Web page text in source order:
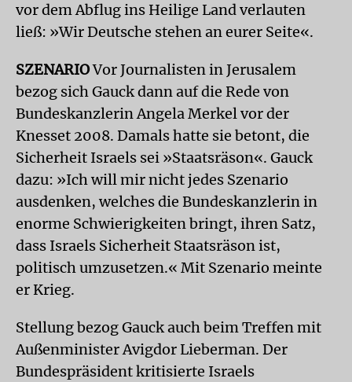
vor dem Abflug ins Heilige Land verlauten
ließ: »Wir Deutsche stehen an eurer Seite«.
SZENARIOVor Journalisten in Jerusalem
bezog sich Gauck dann auf die Rede von
Bundeskanzlerin Angela Merkel vor der
Knesset 2008. Damals hatte sie betont, die
Sicherheit Israels sei »Staatsräson«. Gauck
dazu: »Ich will mir nicht jedes Szenario
ausdenken, welches die Bundeskanzlerin in
enorme Schwierigkeiten bringt, ihren Satz,
dass Israels Sicherheit Staatsräson ist,
politisch umzusetzen.« Mit Szenario meinte
er Krieg.
Stellung bezog Gauck auch beim Treffen mit
Außenminister Avigdor Lieberman. Der
Bundespräsident kritisierte Israels